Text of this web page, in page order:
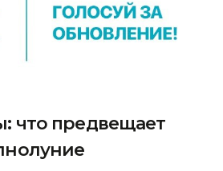
что предвещает